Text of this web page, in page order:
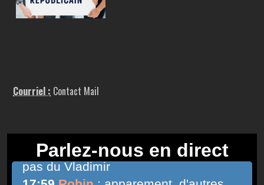
Courriel : Contact Mail